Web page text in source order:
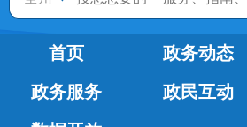
首页 政务动态
政务服务
政民互动